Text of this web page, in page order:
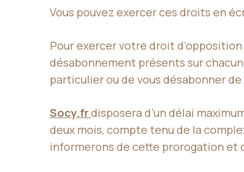
Vous pouvez exercer ces droits en
Pour exercer votre droit
désabonnement présents sur
particulier ou de vous désabonner
Socy.frdisposera d’un délai
deux mois, compte tenu de la
informerons de cette prorogation et